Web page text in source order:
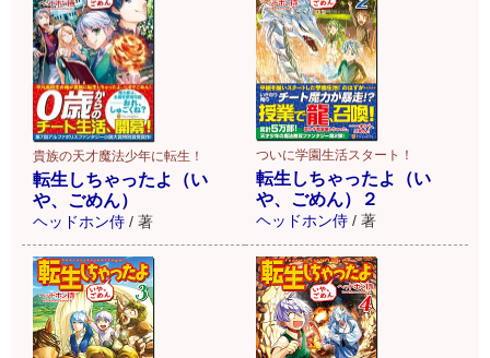
貴族の天才魔法少年に転生！
転生しちゃったよ（い
や、ごめん）
ヘッドホン侍 / 著
ついに学園生活スタート！
転生しちゃったよ（い
や、ごめん）２
ヘッドホン侍 / 著